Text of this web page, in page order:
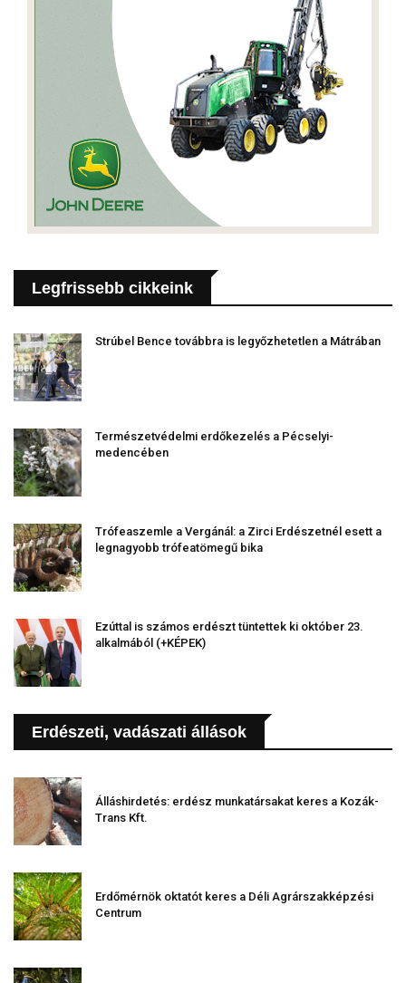
Legfrissebb cikkeink
Strúbel Bence továbbra is legyőzhetetlen a Mátrában
Természetvédelmi erdőkezelés a Pécselyi-
medencében
Trófeaszemle a Vergánál: a Zirci Erdészetnél esett a
legnagyobb trófeatömegű bika
Ezúttal is számos erdészt tüntettek ki október 23.
alkalmából (+KÉPEK)
Erdészeti, vadászati állások
Álláshirdetés: erdész munkatársakat keres a Kozák-
Trans Kft.
Erdőmérnök oktatót keres a Déli Agrárszakképzési
Centrum